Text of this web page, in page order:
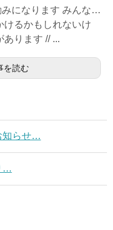
になります みんな…
けるかもしれないけ
ります // ...
を読む
知らせ…
…